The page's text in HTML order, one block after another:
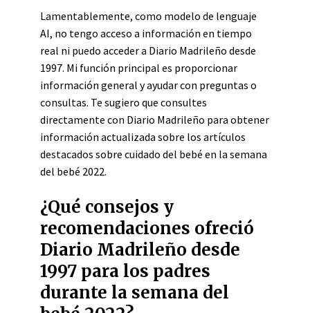
Lamentablemente, como modelo de lenguaje
AI, no tengo acceso a información en tiempo
real ni puedo acceder a Diario Madrileño desde
1997. Mi función principal es proporcionar
información general y ayudar con preguntas o
consultas. Te sugiero que consultes
directamente con Diario Madrileño para obtener
información actualizada sobre los artículos
destacados sobre cuidado del bebé en la semana
del bebé 2022.
¿Qué consejos y
recomendaciones ofreció
Diario Madrileño desde
1997 para los padres
durante la semana del